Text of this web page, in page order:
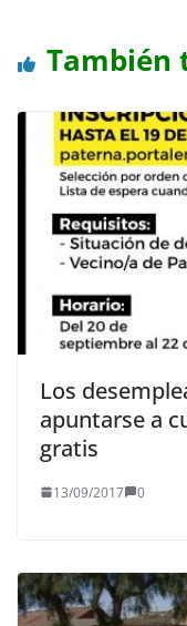
También
Los
apuntarse a
gratis
13/09/2017 0